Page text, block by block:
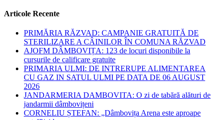
Articole Recente
PRIMĂRIA RĂZVAD: CAMPANIE GRATUITĂ DE
STERILIZARE A CÂINILOR ÎN COMUNA RĂZVAD
AJOFM DÂMBOVIȚA: 123 de locuri disponibile la
cursurile de calificare gratuite
PRIMARIA ULMI: DE INTRERUPE ALIMENTAREA
CU GAZ IN SATUL ULMI PE DATA DE 06 AUGUST
2026
JANDARMERIA DAMBOVITA: O zi de tabără alături de
jandarmii dâmbovițeni
CORNELIU ȘTEFAN: „Dâmbovița Arena este aproape